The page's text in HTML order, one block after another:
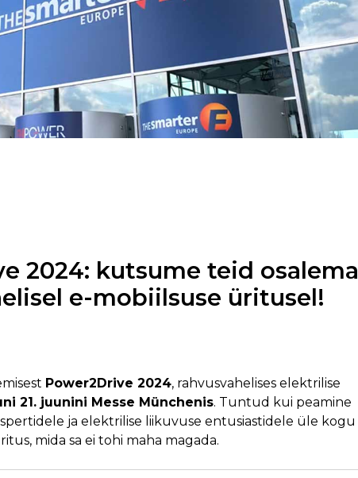
2024: kutsume teid osalema
e-mobiilsuse üritusel!
Power2Drive 2024, rahvusvahelises elektrilise
21. juunini Messe Münchenis. Tuntud kui peamine
ja elektrilise liikuvuse entusiastidele üle kogu
mida sa ei tohi maha magada.